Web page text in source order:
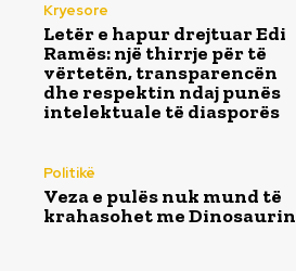
Kryesore
Letër e hapur drejtuar Edi
Ramës: një thirrje për të
vërtetën, transparencën
dhe respektin ndaj punës
intelektuale të diasporës
Politikë
Veza e pulës nuk mund të
krahasohet me Dinosaurin